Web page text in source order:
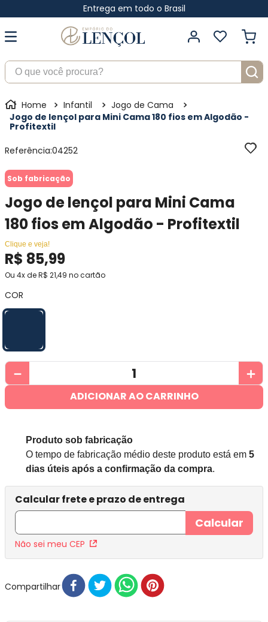
Entrega em todo o Brasil
O que você procura?
Infantil
Jogo de Cama
Jogo de lençol para Mini Cama 180 fios em Algodão -
Profitextil
Referência:04252
Sob fabricação
Jogo de lençol para Mini Cama
180 fios em Algodão - Profitextil
Clique e veja!
R$ 85,99
Ou 4x deR$ 21,49 no cartão
COR
＋
－
ADICIONAR AO CARRINHO
Produto sob fabricação
O tempo de fabricação médio deste produto está em 5
dias úteis após a confirmação da compra.
Não sei meu CEP
Compartilhar